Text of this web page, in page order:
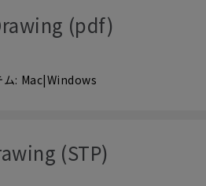
(pdf)
ム: Mac|Windows
(STP)